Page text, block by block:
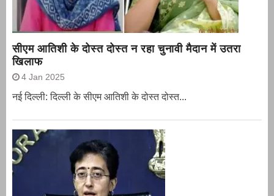
सीएम आतिशी के दोस्त दोस्त न रहा चुनावी मैदान में उतरा
खिलाफ
4 Jan 2025
नई दिल्ली: दिल्ली के सीएम आतिशी के दोस्त दोस्त...